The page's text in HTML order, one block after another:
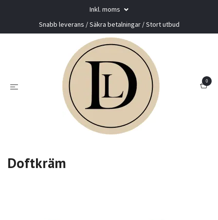
Inkl. moms
Snabb leverans / Säkra betalningar / Stort utbud
0
Doftkräm